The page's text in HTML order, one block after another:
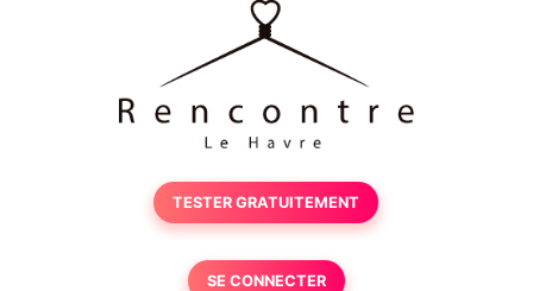
TESTER GRATUITEMENT
SE CONNECTER